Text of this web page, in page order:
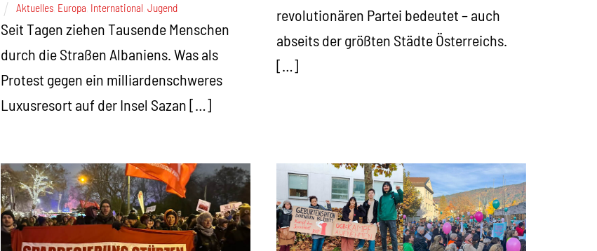
Aktuelles, Europa International Jugend
Seit Tagen ziehen Tausende Menschen
durch die Straßen Albaniens. Was als
Protest gegen ein milliardenschweres
Luxusresort auf der Insel Sazan […]
revolutionären Partei bedeutet – auch
abseits der größten Städte Österreichs.
[…]